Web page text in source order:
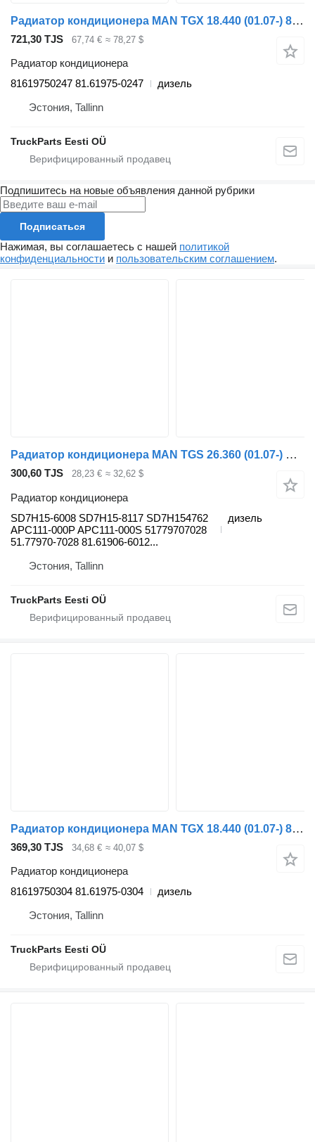
Радиатор кондиционера MAN TGX 18.440 (01.07-) 81619750247 для тягача MAN TGL, TGM, TGS, TGX (2005-2021)
721,30 TJS 67,74 € ≈ 78,27 $
Радиатор кондиционера
81619750247 81.61975-0247
дизель
Эстония, Tallinn
TruckParts Eesti OÜ
Подпишитесь на новые объявления данной рубрики
Подписаться
Нажимая, вы соглашаетесь с нашей политикой
конфиденциальности и пользовательским соглашением.
Радиатор кондиционера MAN TGS 26.360 (01.07-) SD7H15-6008 для тягача MAN TGL, TGM, TGS, TGX (2005-2021)
300,60 TJS 28,23 € ≈ 32,62 $
Радиатор кондиционера
SD7H15-6008 SD7H15-8117 SD7H154762
APC111-000P APC111-000S 51779707028
51.77970-7028 81.61906-6012...
дизель
Эстония, Tallinn
TruckParts Eesti OÜ
Радиатор кондиционера MAN TGX 18.440 (01.07-) 81619750304 для тягача MAN TGL, TGM, TGS, TGX (2005-2021)
369,30 TJS 34,68 € ≈ 40,07 $
Радиатор кондиционера
81619750304 81.61975-0304
дизель
Эстония, Tallinn
TruckParts Eesti OÜ